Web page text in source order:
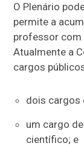
O Plenário
permite a
professor com
Atualmente a
cargos
dois cargos
um cargo
científico; e